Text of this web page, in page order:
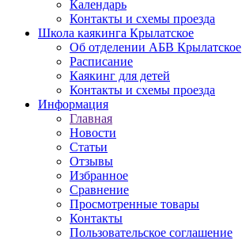
Календарь
Контакты и схемы проезда
Школа каякинга Крылатское
Об отделении АБВ Крылатское
Расписание
Каякинг для детей
Контакты и схемы проезда
Информация
Главная
Новости
Статьи
Отзывы
Избранное
Сравнение
Просмотренные товары
Контакты
Пользовательское соглашение